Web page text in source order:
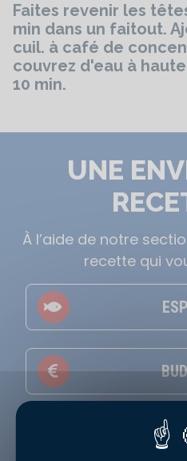
Faites revenir les
min dans un faitout.
cuil. à café de
couvrez d'eau à
10 min.
UNE
À l’aide de notre
recette qui